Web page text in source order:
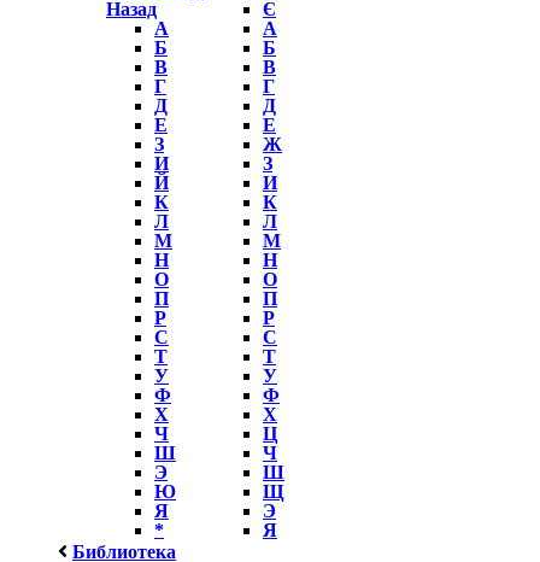
Назад
А
Б
В
Г
Д
Е
З
И
Й
К
Л
М
Н
О
П
Р
С
Т
У
Ф
Х
Ч
Ш
Э
Ю
Я
*
Є
А
Б
В
Г
Д
Е
Ж
З
И
К
Л
М
Н
О
П
Р
С
Т
У
Ф
Х
Ц
Ч
Ш
Щ
Э
Я
Библиотека